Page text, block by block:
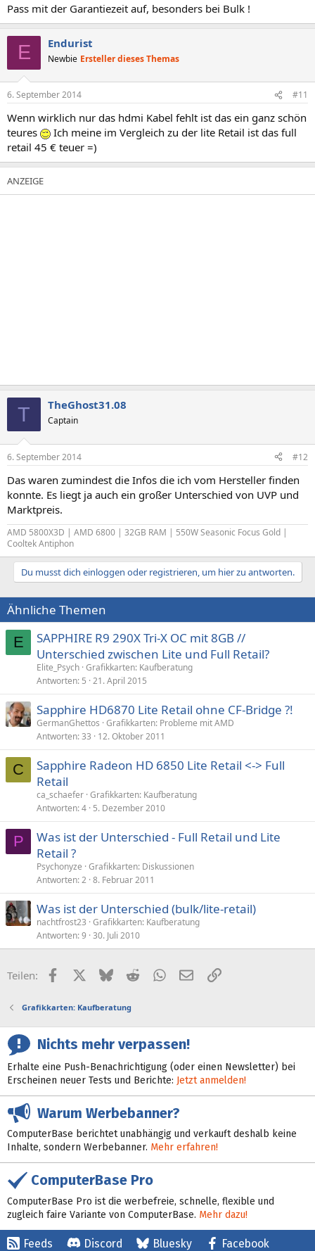
Pass mit der Garantiezeit auf, besonders bei Bulk !
E Endurist
Newbie Ersteller dieses Themas
6. September 2014 #11
Wenn wirklich nur das hdmi Kabel fehlt ist das ein ganz schön
teures
Ich meine im Vergleich zu der lite Retail ist das full
retail 45 € teuer =)
T TheGhost31.08
Captain
6. September 2014 #12
Das waren zumindest die Infos die ich vom Hersteller finden
konnte. Es liegt ja auch ein großer Unterschied von UVP und
Marktpreis.
AMD 5800X3D | AMD 6800 | 32GB RAM | 550W Seasonic Focus Gold |
Cooltek Antiphon
Du musst dich einloggen oder registrieren, um hier zu antworten.
Ähnliche Themen
E
SAPPHIRE R9 290X Tri-X OC mit 8GB //
Unterschied zwischen Lite und Full Retail?
Elite_Psych Grafikkarten: Kaufberatung
Antworten 5 21. April 2015
Sapphire HD6870 Lite Retail ohne CF-Bridge ?!
GermanGhettos Grafikkarten: Probleme mit AMD
Antworten 33 12. Oktober 2011
C
Sapphire Radeon HD 6850 Lite Retail <-> Full
Retail
ca_schaefer Grafikkarten: Kaufberatung
Antworten 4 5. Dezember 2010
P
Was ist der Unterschied - Full Retail und Lite
Retail ?
Psychonyze Grafikkarten: Diskussionen
Antworten 2 8. Februar 2011
Was ist der Unterschied (bulk/lite-retail)
nachtfrost23 Grafikkarten: Kaufberatung
Antworten 9 30. Juli 2010
Teilen: FacebookX (Twitter)
BlueskyRedditWhatsApp
E-MailLink
Grafikkarten: Kaufberatung
Nichts mehr verpassen!
Erhalte eine Push-Benachrichtigung (oder einen Newsletter) bei
Erscheinen neuer Tests und Berichte: Jetzt anmelden!
Warum Werbebanner?
ComputerBase berichtet unabhängig und verkauft deshalb keine
Inhalte, sondern Werbebanner. Mehr erfahren!
ComputerBase Pro
ComputerBase Pro ist die werbefreie, schnelle, flexible und
zugleich faire Variante von ComputerBase. Mehr dazu!
Feeds Discord Bluesky Facebook